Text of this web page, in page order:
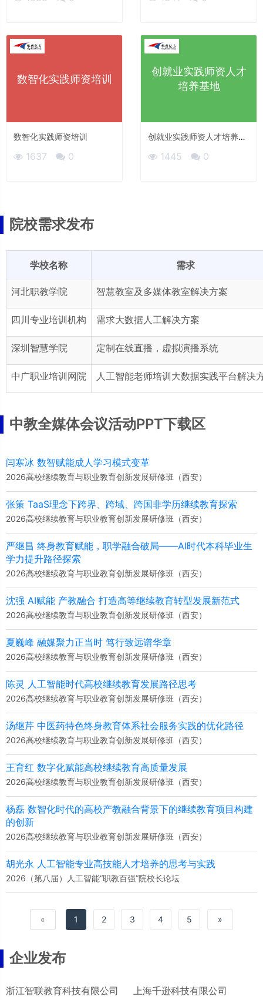
数智化实践师资培训
数智化实践师资培训
1637 0
创就业实践师资人才
培养基地
创就业实践师资人才培养基
1445 0
院校需求发布
学校名称 需求
河北职教学院 智慧教室及多媒体教室解决方案
四川专业培训机构 需求大数据人工解决方案
深圳智慧学院 定制在线直播，虚拟演播系统
中广职业培训网院 人工智能老师培训大数据实践平台解决
中教全媒体会议活动PPT下载区
闫寒冰 数智赋能成人学习模式变革
2026高校继续教育与职业教育创新发展研修班（西安）
张策 TaaS理念下跨界、跨域、跨国非学历继续教育探索
2026高校继续教育与职业教育创新发展研修班（西安）
严继昌 终身教育赋能，职学融合破局——AI时代本科毕业生
学力提升路径探索
2026高校继续教育与职业教育创新发展研修班（西安）
沈强 AI赋能 产教融合 打造高等继续教育转型发展新范式
2026高校继续教育与职业教育创新发展研修班（西安）
夏巍峰 融媒聚力正当时 笃行致远谱华章
2026高校继续教育与职业教育创新发展研修班（西安）
陈灵 人工智能时代高校继续教育发展路径思考
2026高校继续教育与职业教育创新发展研修班（西安）
汤继芹 中医药特色终身教育体系社会服务实践的优化路径
2026高校继续教育与职业教育创新发展研修班（西安）
王育红 数字化赋能高校继续教育高质量发展
2026高校继续教育与职业教育创新发展研修班（西安）
杨磊 数智化时代的高校产教融合背景下的继续教育项目构建
的创新
2026高校继续教育与职业教育创新发展研修班（西安）
胡光永 人工智能专业高技能人才培养的思考与实践
2026（第八届）人工智能“职教百强”院校长论坛
« 1 2 3 4 5 »
企业发布
浙江智联教育科技有限公司
上海千逊科技有限公司